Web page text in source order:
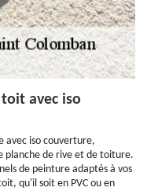
avec iso
avec iso couverture,
planche de rive et de toiture.
de peinture adaptés à vos
qu'il soit en PVC ou en